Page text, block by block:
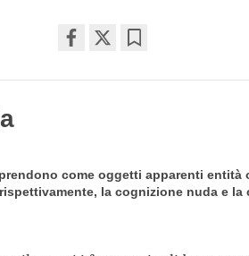
on
come oggetti apparenti entità
la cognizione nuda e la